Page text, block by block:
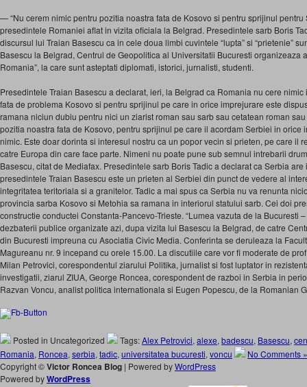
— “Nu cerem nimic pentru pozitia noastra fata de Kosovo si pentru sprijinul pentru
presedintele Romaniei aflat in vizita oficiala la Belgrad. Presedintele sarb Boris
discursul lui Traian Basescu ca in cele doua limbi cuvintele “lupta” si “prietenie”
Basescu la Belgrad, Centrul de Geopolitica al Universitatii Bucuresti organizeaza
Romania”, la care sunt asteptati diplomati, istorici, jurnalisti, studenti.
Presedintele Traian Basescu a declarat, ieri, la Belgrad ca Romania nu cere
fata de problema Kosovo si pentru sprijinul pe care in orice imprejurare este
ramana niciun dubiu pentru nici un ziarist roman sau sarb sau cetatean roman
pozitia noastra fata de Kosovo, pentru sprijinul pe care il acordam Serbiei in orice
nimic. Este doar dorinta si interesul nostru ca un popor vecin si prieten, pe care il
catre Europa din care face parte. Nimeni nu poate pune sub semnul intrebarii
Basescu, citat de Mediafax. Presedintele sarb Boris Tadic a declarat ca Serbia
presedintele Traian Basescu este un prieten al Serbiei din punct de vedere al
integritatea teritoriala si a granitelor. Tadic a mai spus ca Serbia nu va renunta
provincia sarba Kosovo si Metohia sa ramana in interiorul statului sarb. Cei doi
constructie conductei Constanta-Pancevo-Trieste. “Lumea vazuta de la Bucuresti
dezbaterii publice organizate azi, dupa vizita lui Basescu la Belgrad, de catre
din Bucuresti impreuna cu Asociatia Civic Media. Conferinta se deruleaza la
Magureanu nr. 9 incepand cu orele 15.00. La discutiile care vor fi moderate de
Milan Petrovici, corespondentul ziarului Politika, jurnalist si fost luptator in
investigatii, ziarul ZIUA, George Roncea, corespondent de razboi in Serbia in
Razvan Voncu, analist politica internationala si Eugen Popescu, de la Romanian
Posted in Uncategorized Tags:Alex Petrovici, alexe, badescu, Basescu,
Romania, Roncea, serbia, tadic, universitatea bucuresti, voncu
No Comments »
Copyright ©Victor Roncea Blog | Powered byWordPress
Powered byWordPress